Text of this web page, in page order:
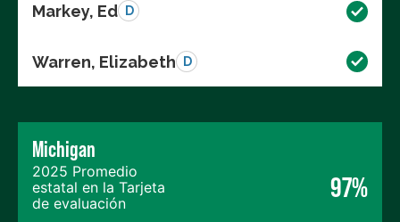
Markey, Ed D
Warren, Elizabeth D
Michigan
2025 Promedio
estatal en la Tarjeta
de evaluación
97%